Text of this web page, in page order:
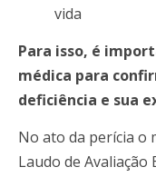
vida
Para isso, é
médica para
deficiência e sua
No ato da perícia o
Laudo de Avaliação